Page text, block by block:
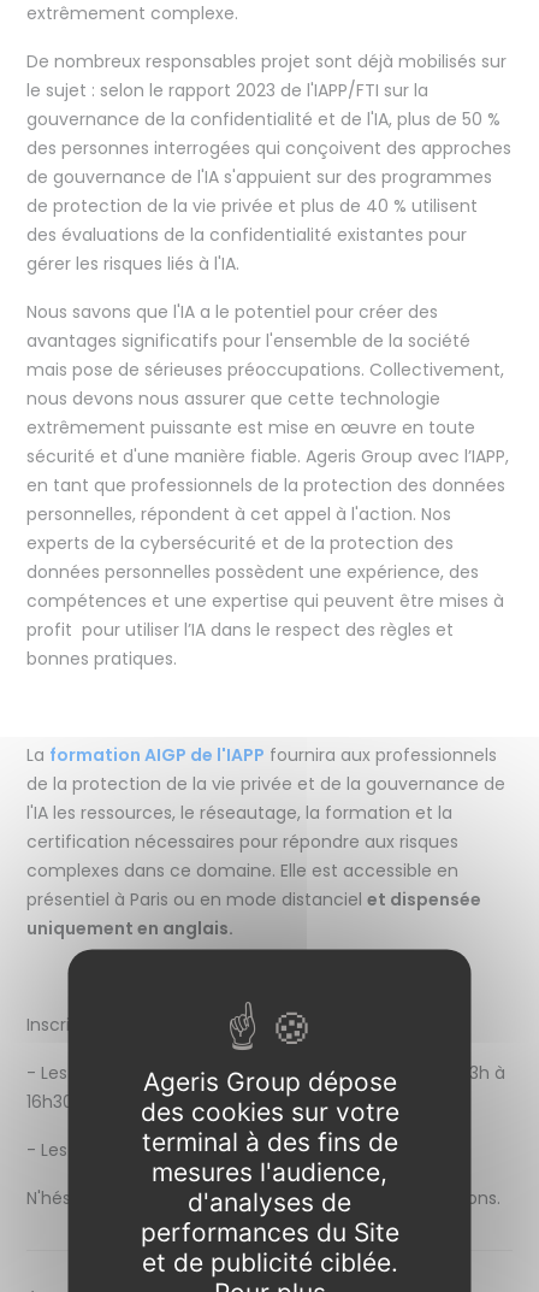
extrêmement complexe.
De nombreux responsables projet sont déjà mobilisés sur
le sujet : selon le rapport 2023 de l'IAPP/FTI sur la
gouvernance de la confidentialité et de l'IA, plus de 50 %
des personnes interrogées qui conçoivent des approches
de gouvernance de l'IA s'appuient sur des programmes
de protection de la vie privée et plus de 40 % utilisent
des évaluations de la confidentialité existantes pour
gérer les risques liés à l'IA.
Nous savons que l'IA a le potentiel pour créer des
avantages significatifs pour l'ensemble de la société
mais pose de sérieuses préoccupations. Collectivement,
nous devons nous assurer que cette technologie
extrêmement puissante est mise en œuvre en toute
sécurité et d'une manière fiable. Ageris Group avec l’IAPP,
en tant que professionnels de la protection des données
personnelles, répondent à cet appel à l'action. Nos
experts de la cybersécurité et de la protection des
données personnelles possèdent une expérience, des
compétences et une expertise qui peuvent être mises à
profit pour utiliser l’IA dans le respect des règles et
bonnes pratiques.
La formation AIGP de l'IAPP fournira aux professionnels
de la protection de la vie privée et de la gouvernance de
l'IA les ressources, le réseautage, la formation et la
certification nécessaires pour répondre aux risques
complexes dans ce domaine. Elle est accessible en
présentiel à Paris ou en mode distancielet dispensée
uniquement en anglais.
Inscrivez-vous aux prochaines sessions :
- Les 4, 6, 12 et 14 novembre 2024, en ½ journées de 13h à
16h30
- Les 11-12 décembre 2024
N'hésitez pas à nous contacter pour plus d'informations.
Ageris Group dépose
des cookies sur votre
terminal à des fins de
mesures l'audience,
d'analyses de
performances du Site
et de publicité ciblée.